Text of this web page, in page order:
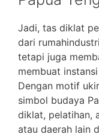
Jadi, tas diklat
dari
tetapi juga
membuat
Dengan motif
simbol budaya
diklat, pelatihan,
atau daerah lain